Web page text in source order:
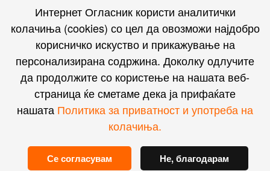
Интернет Огласник на социјалните мрежи
© Powered byAndromeda Analytics.Сите права се
задржани
Интернет Огласник користи аналитички
колачиња (cookies) со цел да овозможи најдобро
корисничко искуство и прикажување на
персонализирана содржина. Доколку одлучите
да продолжите со користење на нашата веб-
страница ќе сметаме дека ја прифаќате
нашата Политика за приватност и употреба на
колачиња.
Се согласувам Не, благодарам